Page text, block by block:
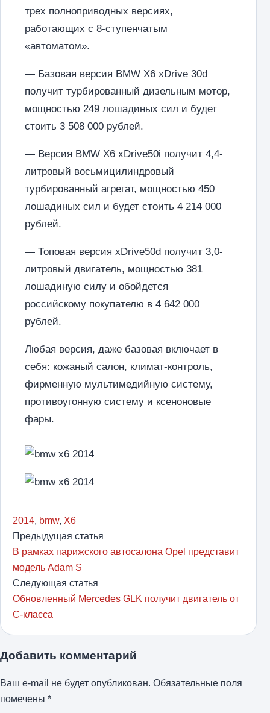
трех полноприводных версиях,
работающих с 8-ступенчатым
«автоматом».
— Базовая версия BMW X6 xDrive 30d
получит турбированный дизельным мотор,
мощностью 249 лошадиных сил и будет
стоить 3 508 000 рублей.
— Версия BMW X6 xDrive50i получит 4,4-
литровый восьмицилиндровый
турбированный агрегат, мощностью 450
лошадиных сил и будет стоить 4 214 000
рублей.
— Топовая версия xDrive50d получит 3,0-
литровый двигатель, мощностью 381
лошадиную силу и обойдется
российскому покупателю в 4 642 000
рублей.
Любая версия, даже базовая включает в
себя: кожаный салон, климат-контроль,
фирменную мультимедийную систему,
противоугонную систему и ксеноновые
фары.
2014, bmw, X6
Предыдущая статья
В рамках парижского автосалона Opel представит
модель Adam S
Следующая статья
Обновленный Mercedes GLK получит двигатель от
C-класса
Добавить комментарий
Ваш e-mail не будет опубликован. Обязательные поля
помечены *